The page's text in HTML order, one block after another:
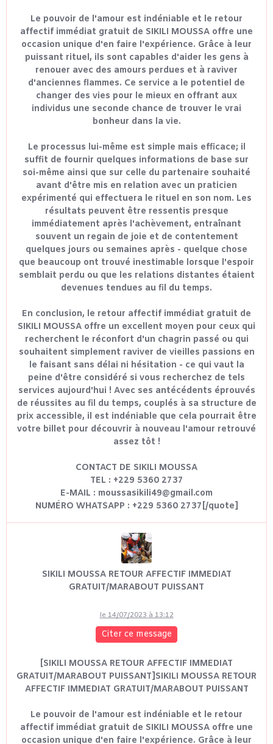
Le pouvoir de l'amour est indéniable et le retour
affectif immédiat gratuit de SIKILI MOUSSA offre une
occasion unique d'en faire l'expérience. Grâce à leur
puissant rituel, ils sont capables d'aider les gens à
renouer avec des amours perdues et à raviver
d'anciennes flammes. Ce service a le potentiel de
changer des vies pour le mieux en offrant aux
individus une seconde chance de trouver le vrai
bonheur dans la vie.
Le processus lui-même est simple mais efficace; il
suffit de fournir quelques informations de base sur
soi-même ainsi que sur celle du partenaire souhaité
avant d'être mis en relation avec un praticien
expérimenté qui effectuera le rituel en son nom. Les
résultats peuvent être ressentis presque
immédiatement après l'achèvement, entraînant
souvent un regain de joie et de contentement
quelques jours ou semaines après - quelque chose
que beaucoup ont trouvé inestimable lorsque l'espoir
semblait perdu ou que les relations distantes étaient
devenues tendues au fil du temps.
En conclusion, le retour affectif immédiat gratuit de
SIKILI MOUSSA offre un excellent moyen pour ceux qui
recherchent le réconfort d'un chagrin passé ou qui
souhaitent simplement raviver de vieilles passions en
le faisant sans délai ni hésitation - ce qui vaut la
peine d'être considéré si vous recherchez de tels
services aujourd'hui ! Avec ses antécédents éprouvés
de réussites au fil du temps, couplés à sa structure de
prix accessible, il est indéniable que cela pourrait être
votre billet pour découvrir à nouveau l'amour retrouvé
assez tôt !
CONTACT DE SIKILI MOUSSA
TEL : +229 5360 2737
E-MAIL : moussasikili49@gmail.com
NUMÉRO WHATSAPP : +229 5360 2737[/quote]
SIKILI MOUSSA RETOUR AFFECTIF IMMEDIAT
GRATUIT/MARABOUT PUISSANT
le 14/07/2023 à 13:12
Citer ce message
[SIKILI MOUSSA RETOUR AFFECTIF IMMEDIAT
GRATUIT/MARABOUT PUISSANT]SIKILI MOUSSA RETOUR
AFFECTIF IMMEDIAT GRATUIT/MARABOUT PUISSANT
Le pouvoir de l'amour est indéniable et le retour
affectif immédiat gratuit de SIKILI MOUSSA offre une
occasion unique d'en faire l'expérience. Grâce à leur